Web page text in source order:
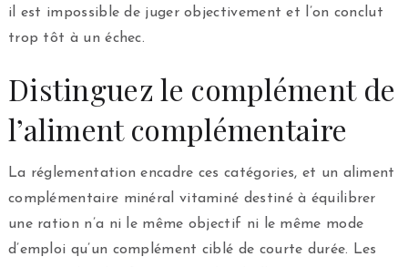
il est impossible de juger objectivement et l’on conclut
trop tôt à un échec.
Distinguez le complément de
l’aliment complémentaire
La réglementation encadre ces catégories, et un aliment
complémentaire minéral vitaminé destiné à équilibrer
une ration n’a ni le même objectif ni le même mode
d’emploi qu’un complément ciblé de courte durée. Les